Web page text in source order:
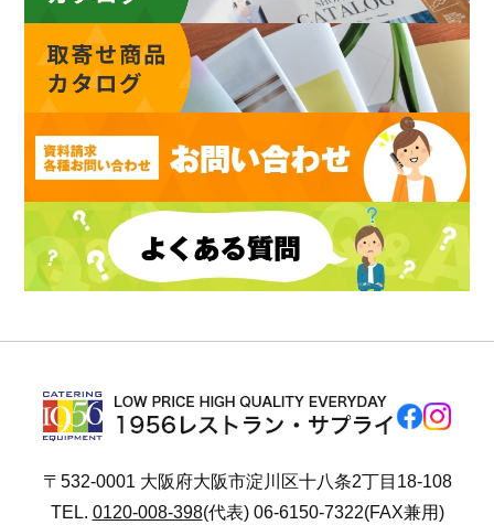
〒532-0001 大阪府大阪市淀川区十八条2丁目18-108
TEL. 0120-008-398(代表) 06-6150-7322(FAX兼用)